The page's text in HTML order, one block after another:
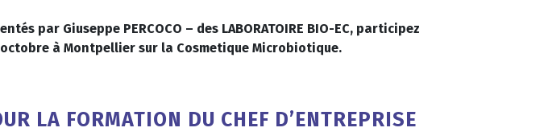
par Giuseppe PERCOCO – des LABORATOIRE BIO-EC, participez
à Montpellier sur la Cosmetique Microbiotique.
LA FORMATION DU CHEF D’ENTREPRISE